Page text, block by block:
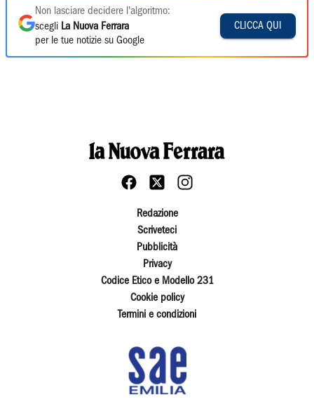
Non lasciare decidere l'algoritmo:
scegli La Nuova Ferrara
per le tue notizie su Google
CLICCA QUI
Redazione
Scriveteci
Pubblicità
Privacy
Codice Etico e Modello 231
Cookie policy
Termini e condizioni